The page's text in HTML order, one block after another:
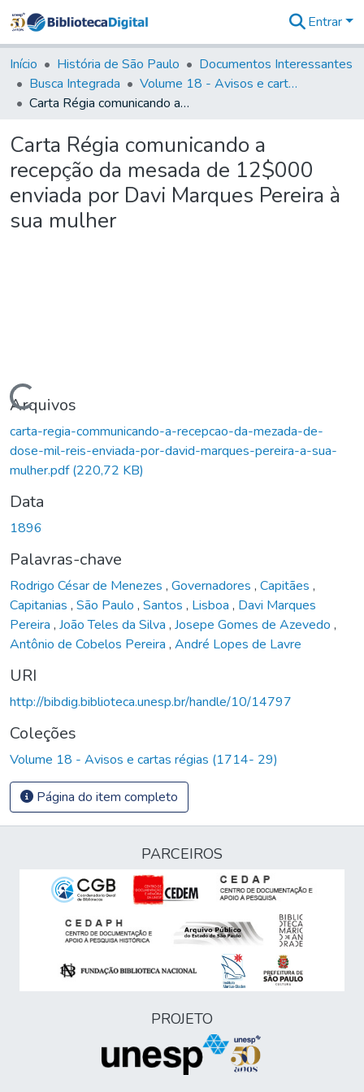
&
Coleções
Tudo na
Biblioteca
Estatísticas
Entrar
Início História de São Paulo
Documentos Interessantes
Busca Integrada
Volume 18 - Avisos e cartas régias (1714- 29)
Carta Régia comunicando a recepção da mesada de 12$000 enviada por Davi Marques Pereira à sua mulher
Carta Régia comunicando a
recepção da mesada de 12$000
enviada por Davi Marques Pereira à
sua mulher
Carregando...
Arquivos
carta-regia-communicando-a-recepcao-da-mezada-de-
dose-mil-reis-enviada-por-david-marques-pereira-a-sua-
mulher.pdf(220,72 KB)
Data
1896
Palavras-chave
Rodrigo César de Menezes , Governadores , Capitães ,
Capitanias , São Paulo , Santos , Lisboa , Davi Marques
Pereira , João Teles da Silva , Josepe Gomes de Azevedo ,
Antônio de Cobelos Pereira , André Lopes de Lavre
URI
http://bibdig.biblioteca.unesp.br/handle/10/14797
Coleções
Volume 18 - Avisos e cartas régias (1714- 29)
Página do item completo
PARCEIROS
PROJETO